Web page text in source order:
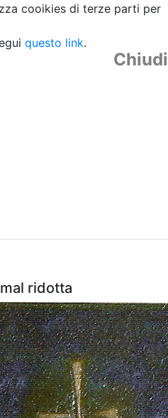
cooikies di terze parti per
questo link.
Chiudi
ridotta